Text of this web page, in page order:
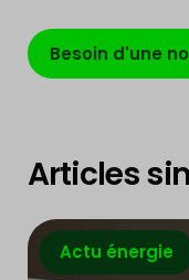
Besoin d'une
Articles
Actu énergie